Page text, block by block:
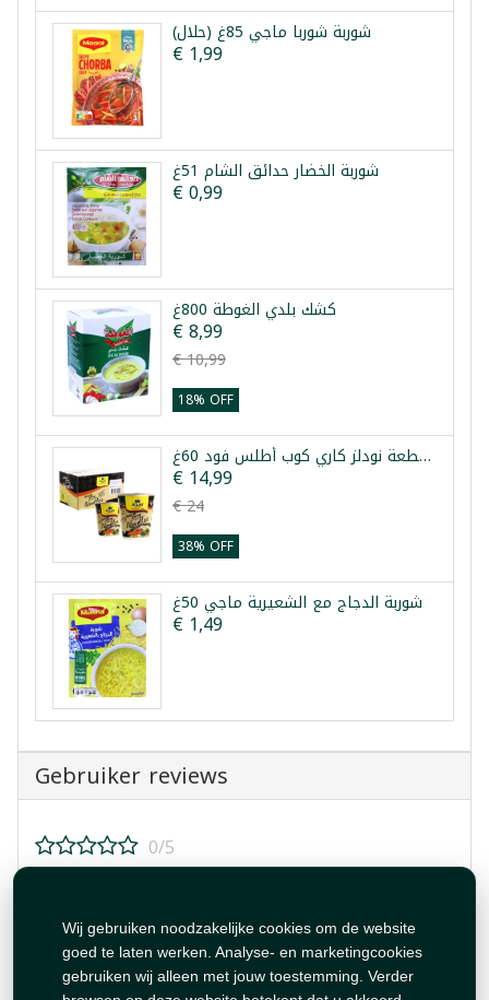
Wij gebruiken noodzakelijke cookies om de website
goed te laten werken. Analyse- en marketingcookies
gebruiken wij alleen met jouw toestemming. Verder
شوربة شوربا ماجي 85غ (حلال)
€ 1,99
شوربة الخضار حدائق الشام 51غ
€ 0,99
كشك بلدي الغوطة 800غ
€ 8,99
€ 10,99
18% OFF
طرد 24 قطعة نودلز كاري كوب أطلس فود 60غ
€ 14,99
€ 24
38% OFF
شوربة الدجاج مع الشعيرية ماجي 50غ
€ 1,49
Gebruiker reviews
0/5